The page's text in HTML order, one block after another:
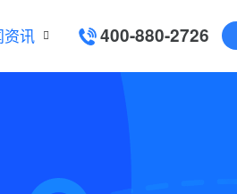
讯 400-880-2726